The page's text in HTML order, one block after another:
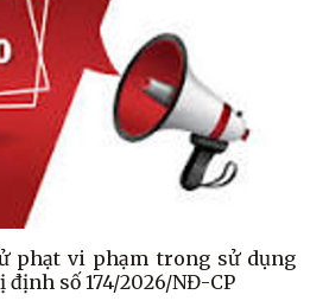
phạt vi phạm trong sử dụng
số 174/2026/NĐ-CP